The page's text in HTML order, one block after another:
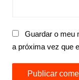
Guardar o meu
a próxima vez que